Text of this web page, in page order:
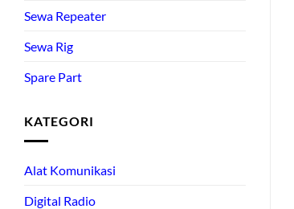
Sewa Repeater
Sewa Rig
Spare Part
KATEGORI
Alat Komunikasi
Digital Radio